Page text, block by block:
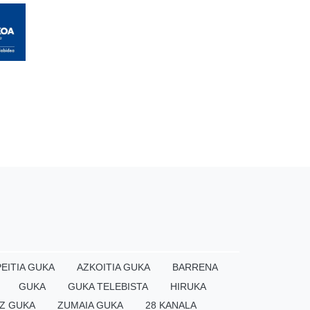
GUKA AZKOITIA GUKA
BARRENA
GUKA
GUKA TELEBISTA
HIRUKA
GUKA
ZUMAIA GUKA 28 KANALA